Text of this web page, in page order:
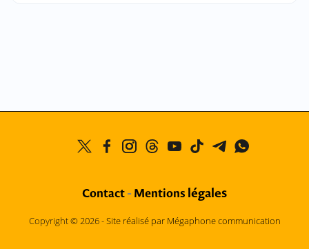
Contact - Mentions légales
Copyright © 2026 -Site réalisé par Mégaphone communication